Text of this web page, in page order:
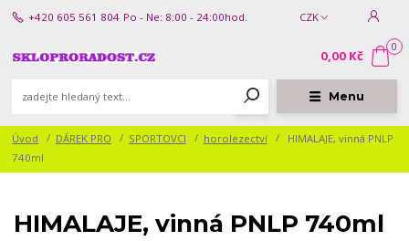
Menu
CZK
+420 605 561 804 Po - Ne: 8:00 - 24:00hod.
0
0,00 Kč
Úvod DÁREK PRO SPORTOVCI horolezectví
HIMALAJE, vinná PNLP
740ml
HIMALAJE, vinná PNLP 740ml